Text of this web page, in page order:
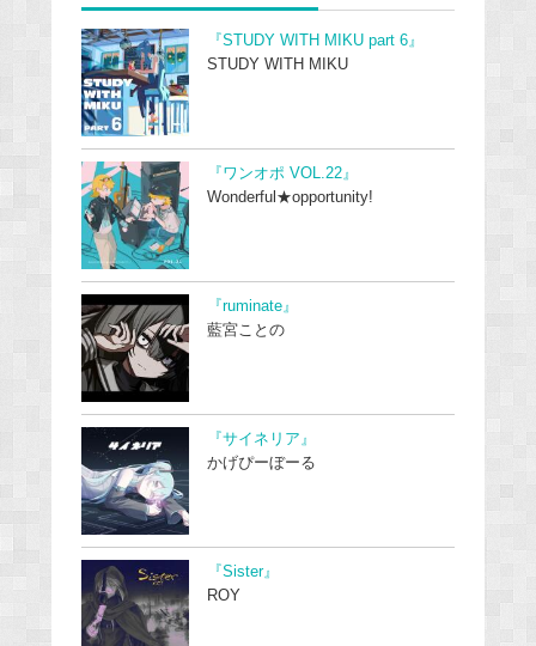
『STUDY WITH MIKU part 6』
STUDY WITH MIKU
『ワンオポ VOL.22』
Wonderful★opportunity!
『ruminate』
藍宮ことの
『サイネリア』
かげぴーぼーる
『Sister』
ROY